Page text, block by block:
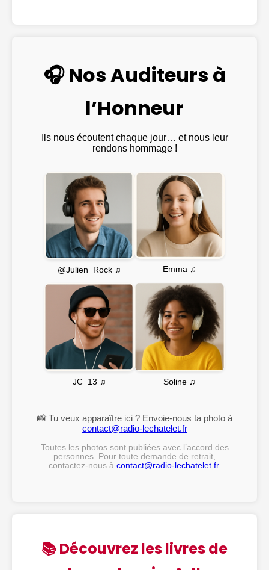
🎧 Nos Auditeurs à
l’Honneur
Ils nous écoutent chaque jour… et nous leur
rendons hommage !
@Julien_Rock ♫ Emma ♫
JC_13 ♫ Soline ♫
📸 Tu veux apparaître ici ? Envoie-nous ta photo à
contact@radio-lechatelet.fr
Toutes les photos sont publiées avec l’accord des
personnes. Pour toute demande de retrait,
contactez-nous à contact@radio-lechatelet.fr.
📚 Découvrez les livres de